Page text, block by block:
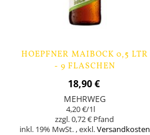
HOEPFNER MAIBOCK 0,5 LTR
- 9 FLASCHEN
18,90 €
MEHRWEG
4,20 €/1l
0,72 €
inkl. 19% MwSt. ,exkl.Versandkosten